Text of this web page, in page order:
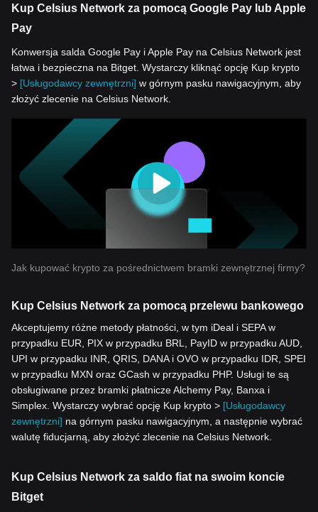
Kup Celsius Network za pomocą Google Pay lub Apple
Pay
Konwersja salda Google Pay i Apple Pay na Celsius Network jest
łatwa i bezpieczna na Bitget. Wystarczy kliknąć opcję Kup krypto
> [Usługodawcy zewnętrzni] w górnym pasku nawigacyjnym, aby
złożyć zlecenie na Celsius Network.
Jak kupować krypto za pośrednictwem bramki zewnętrznej firmy?
Kup Celsius Network za pomocą przelewu bankowego
Akceptujemy różne metody płatności, w tym iDeal i SEPA w
przypadku EUR, PIX w przypadku BRL, PayID w przypadku AUD,
UPI w przypadku INR, QRIS, DANA i OVO w przypadku IDR, SPEI
w przypadku MXN oraz GCash w przypadku PHP. Usługi te są
obsługiwane przez bramki płatnicze Alchemy Pay, Banxa i
Simplex. Wystarczy wybrać opcję Kup krypto > [Usługodawcy
zewnętrzni] na górnym pasku nawigacyjnym, a następnie wybrać
walutę fiducjarną, aby złożyć zlecenie na Celsius Network.
Kup Celsius Network za saldo fiat na swoim koncie
Bitget